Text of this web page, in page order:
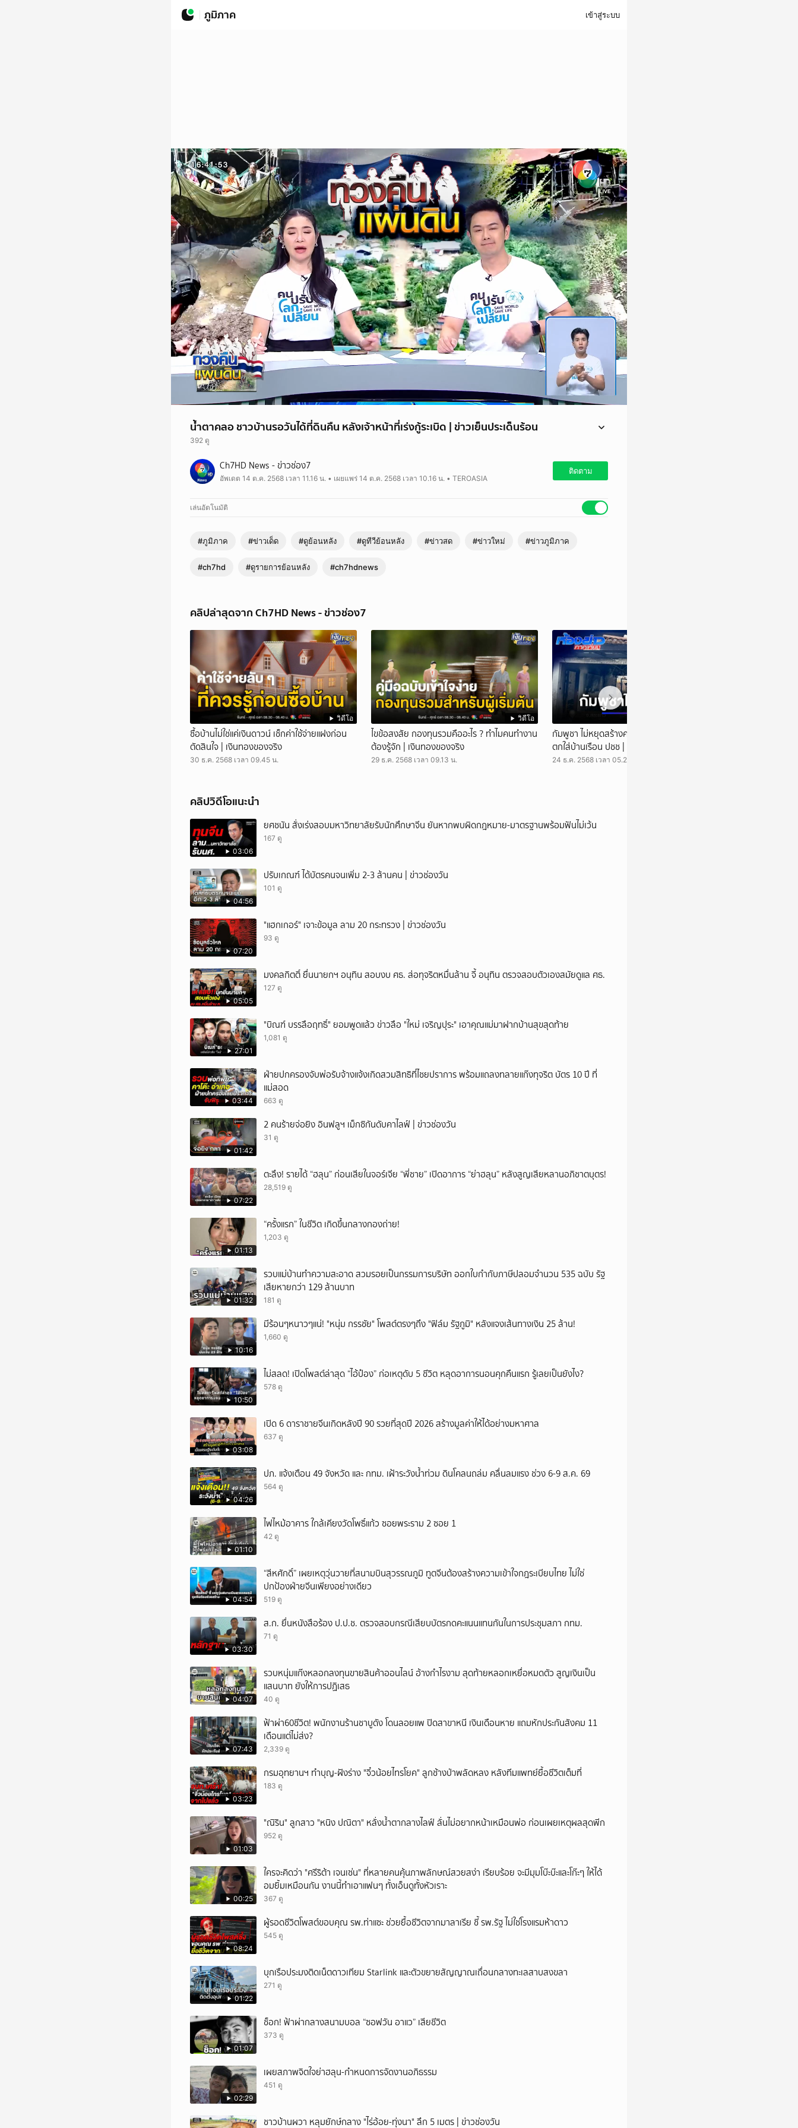
ภูมิภาค เข้าสู่ระบบ
น้ำตาคลอ ชาวบ้านรอวันได้ที่ดินคืน หลังเจ้าหน้าที่เร่งกู้ระเบิด | ข่าวเย็นประเด็นร้อน
392 ดู
น้ำตาคลอ ชาวบ้านรอวันได้ที่ดินคืน หลังเจ้าหน้าที่เร่งกู้ระเบิด | ข่าวเย็นประเด็นร้อน
ข่าวเย็นประเด็นร้อน - เข้าสู่วันที่ห้าสำหรับปฏิบัติการทวงคืนพื้นแผ่นดินเจ้าหน้าที่เร่งระดมเก็บกู้ทุนระเบิดอย่างต่อเนื่อง ขณะที่
ชาวบ้านหลายคนถึงกับน้ำตาคลอ เพราะ อีกไม่นานก็จะได้ที่ดินมาทำกิน ติดตามรายงานสดกับเกียรติชัย บุญราโส น้ำตาแห่ง
ความตื้นตันใจ ของชาวบ้าน หลังทหารเร่งเคลียร์พื้นที่เก็บกู้ทุนระเบิด เตรียมคืนผืนดินให้ชาวบ้านได้ทำกิน ขณะที่ชุดเก็บกู้ทุน
ระเบิดยังพบระเบิดสังหารบุคคลอย่างต่อเนื่องครับ วันนี้หน่วยเก็บกู้วัตถุระเบิดได้ตรวจพบทุ่นระเบิดสังหารบุคคล ในพื้นที่ปฏิบัติการ
บ้านหนองหญ้าแก้ว อีกจำนวน 2 ทุ่น รวมผล ปฏิบัติการ 5 วัน พบทุ่นระเบิดสังหารบุคคล รวม 9 ทุ่น ขณะเดียวกันกองกำลังบูรพา
โดยการเข้าสำรวจวันนี้ เป็นบริเวณเเปลงที่ 187 เเปลงที่ 186 ปัจจุบันเป็นป่ารกทึบ อีกทั้งยังมีข้อมูลว่า ต้นไม้ใหญ่เช่น ไม้ประดู่ ไม้
เเดง กัมพูชาได้ลักลอบตัดไปหมดเเล้ว เหลือเเต่ไม้กระถิน ด้านชาวบ้านเจ้าของพื้นที่ต่างก็ดีใจว่าจะได้พื้นที่ทำกินกลับคืน เช่นเดียว
กับนายสมพงษ์ วงชมภู อายุ 67 ปี เจ้าของที่ดินใกล้กับจุดที่เจ้าหน้าที่อยู่ระหว่างปฏิบัติการเก็บกู้ทุ่นระเบิดอยู่ในขณะนี้มากที่สุด
เล่าด้วยความตื้นตันใจ เพราะรอคอยมากกว่า 30 ปี ว่า รู้สึกดีใจที่จะได้กลับเข้าไปทำกินบนที่ดินของตัวเองอีกครั้ง อนาคตหากได้
เข้าไปใช้ประโยชน์ในที่ดินทำกินของตัวเองทั้งหมด 14 ไร่นั้น ตอนแรกตั้งใจจะทำการเกษตร ทำไร่ทำนา แต่อีกใจก็คิดว่าบางส่วน
จะให้ที่ทหารเอาไปทำถนนใหญ่ ๆ เข้าไปในพื้นที่ กดติดตามช่อง CH7HD News ได้ที่ : https://cutt.ly/YTch7hdnews ติดตาม
TERO Digital ได้ที่ : https://linktr.ee/ch7hdnews_tero
Ch7HD News - ข่าวช่อง7
อัพเดต 14 ต.ค. 2568 เวลา 11.16 น. • เผยแพร่ 14 ต.ค. 2568 เวลา 10.16 น. • TEROASIA
ติดตาม
เล่นอัตโนมัติ
#ภูมิภาค #ข่าวเด็ด #ดูย้อนหลัง #ดูทีวีย้อนหลัง #ข่าวสด #ข่าวใหม่ #ข่าวภูมิภาค
#ch7hd #ดูรายการย้อนหลัง #ch7hdnews
คลิปล่าสุดจาก Ch7HD News - ข่าวช่อง7
วิดีโอ
ซื้อบ้านไม่ใช่แค่เงินดาวน์ เช็กค่าใช้จ่ายแฝงก่อน
ตัดสินใจ | เงินทองของจริง
30 ธ.ค. 2568 เวลา 09.45 น.
วิดีโอ
ไขข้อสงสัย กองทุนรวมคืออะไร ? ทำไมคนทำงาน
ต้องรู้จัก | เงินทองของจริง
29 ธ.ค. 2568 เวลา 09.13 น.
กัมพูชา ไม่หยุดสร้างความเสียหาย ยิง BM-21
ตกใส่บ้านเรือน ปชช | ห้องข่าวภาคเที่ยง
24 ธ.ค. 2568 เวลา 05.20 น.
คลิปวิดีโอแนะนำ
03:06
ยศชนัน สั่งเร่งสอบมหาวิทยาลัยรับนักศึกษาจีน ยันหากพบผิดกฎหมาย-มาตรฐานพร้อมฟันไม่เว้น
167 ดู
04:56
ปรับเกณฑ์ ได้บัตรคนจนเพิ่ม 2-3 ล้านคน | ข่าวช่องวัน
101 ดู
07:20
"แฮกเกอร์" เจาะข้อมูล ลาม 20 กระทรวง | ข่าวช่องวัน
93 ดู
05:05
มงคลกิตติ์ ยื่นนายกฯ อนุทิน สอบงบ ศธ. ส่อทุจริตหมื่นล้าน จี้ อนุทิน ตรวจสอบตัวเองสมัยดูแล ศธ.
127 ดู
27:01
"บิณฑ์ บรรลือฤทธิ์" ยอมพูดแล้ว ข่าวลือ "ใหม่ เจริญปุระ" เอาคุณแม่มาฝากบ้านสุขสุดท้าย
1,081 ดู
03:44
ฝ่ายปกครองจับพ่อรับจ้างแจ้งเกิดสวมสิทธิที่ไชยปราการ พร้อมแถลงทลายแก๊งทุจริต บัตร 10 ปี ที่
แม่สอด
663 ดู
01:42
2 คนร้ายจ่อยิง อินฟลูฯ เม็กซิกันดับคาไลฟ์ | ข่าวช่องวัน
31 ดู
07:22
ตะลึง! รายได้ “ฮลุน” ก่อนเสียในจอร์เจีย “พี่ชาย” เปิดอาการ “ย่าฮลุน” หลังสูญเสียหลานอภิชาตบุตร!
28,519 ดู
01:13
“ครั้งแรก” ในชีวิต เกิดขึ้นกลางกองถ่าย!
1,203 ดู
01:32
รวบแม่บ้านทำความสะอาด สวมรอยเป็นกรรมการบริษัท ออกใบกำกับภาษีปลอมจำนวน 535 ฉบับ รัฐ
เสียหายกว่า 129 ล้านบาท
181 ดู
10:16
มีร้อนๆหนาวๆแน่! "หนุ่ม กรรชัย" โพสต์ตรงๆถึง "ฟิล์ม รัฐภูมิ" หลังแจงเส้นทางเงิน 25 ล้าน!
1,660 ดู
10:50
ไม่สลด! เปิดโพสต์ล่าสุด “ไอ้ป๋อง” ก่อเหตุดับ 5 ชีวิต หลุดอาการนอนคุกคืนแรก รู้เลยเป็นยังไง?
578 ดู
03:08
เปิด 6 ดาราชายจีนเกิดหลังปี 90 รวยที่สุดปี 2026 สร้างมูลค่าให้ได้อย่างมหาศาล
637 ดู
04:26
ปภ. แจ้งเตือน 49 จังหวัด และ กทม. เฝ้าระวังน้ำท่วม ดินโคลนถล่ม คลื่นลมแรง ช่วง 6-9 ส.ค. 69
564 ดู
01:10
ไฟไหม้อาคาร ใกล้เคียงวัดโพธิ์แก้ว ซอยพระราม 2 ซอย 1
42 ดู
04:54
“สีหศักดิ์” เผยเหตุวุ่นวายที่สนามบินสุวรรณภูมิ ทูตจีนต้องสร้างความเข้าใจกฎระเบียบไทย ไม่ใช่
ปกป้องฝ่ายจีนเพียงอย่างเดียว
519 ดู
03:30
ส.ก. ยื่นหนังสือร้อง ป.ป.ช. ตรวจสอบกรณีเสียบบัตรกดคะแนนแทนกันในการประชุมสภา กทม.
71 ดู
04:07
รวบหนุ่มแก๊งหลอกลงทุนขายสินค้าออนไลน์ อ้างกำไรงาม สุดท้ายหลอกเหยื่อหมดตัว สูญเงินเป็น
แสนบาท ยังให้การปฏิเสธ
40 ดู
07:43
ฟ้าผ่า60ชีวิต! พนักงานร้านชาบูดัง โดนลอยแพ ปิดสาขาหนี เงินเดือนหาย แถมหักประกันสังคม 11
เดือนแต่ไม่ส่ง?
2,339 ดู
03:23
กรมอุทยานฯ ทำบุญ-ฝังร่าง "จิ๋วน้อยไทรโยค" ลูกช้างป่าพลัดหลง หลังทีมแพทย์ยื้อชีวิตเต็มที่
183 ดู
01:03
"ณิริน" ลูกสาว "หนิง ปณิตา" หลั่งน้ำตากลางไลฟ์ ลั่นไม่อยากหน้าเหมือนพ่อ ก่อนเผยเหตุผลสุดพีก
952 ดู
00:25
ใครจะคิดว่า "ศรีริต้า เจนเซ่น" ที่หลายคนคุ้นภาพลักษณ์สวยสง่า เรียบร้อย จะมีมุมโบ๊ะบ๊ะและโก๊ะๆ ให้ได้
อมยิ้มเหมือนกัน งานนี้ทำเอาแฟนๆ ทั้งเอ็นดูทั้งหัวเราะ
367 ดู
08:24
ผู้รอดชีวิตโพสต์ขอบคุณ รพ.ท่าแซะ ช่วยยื้อชีวิตจากมาลาเรีย ชี้ รพ.รัฐ ไม่ใช่โรงแรมห้าดาว
545 ดู
01:22
บุกเรือประมงติดเน็ตดาวเทียม Starlink และตัวขยายสัญญาณเถื่อนกลางทะเลสาบสงขลา
271 ดู
01:07
ช็อก! ฟ้าผ่ากลางสนามบอล “ซอฟวัน อาแว” เสียชีวิต
373 ดู
02:29
เผยสภาพจิตใจย่าฮลุน-กำหนดการจัดงานอภิธรรม
451 ดู
ชาวบ้านผวา หลุมยักษ์กลาง "ไร่อ้อย-ทุ่งนา" ลึก 5 เมตร | ข่าวช่องวัน